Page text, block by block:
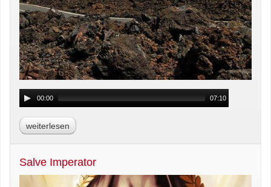
00:00 07:10
weiterlesen
Salve Imperator